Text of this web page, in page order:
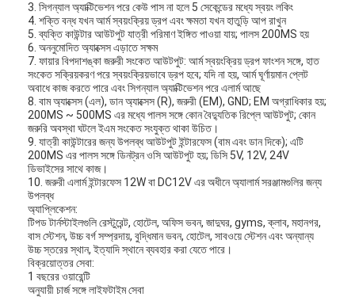
3. সিগন্যাল অ্যাক্টিভেশন পরে কেউ পাস না হলে 5 সেকেন্ডের মধ্যে স্বয়ং লকিং
4. শক্তি বন্ধ যখন আর্ম স্বয়ংক্রিয় ড্রপ এবং ক্ষমতা যখন হাতুড়ি আপ রাখুন
5. ব্যক্তি কাউন্টার আউটপুট যাত্রী পরিমাণ ইঙ্গিত পাওয়া যায়; পালস 200MS হয়
6. অননুমোদিত অ্যাক্সেস এড়াতে সক্ষম
7. ফায়ার বিপদাশঙ্কা জরুরী সংকেত আউটপুট: আর্ম স্বয়ংক্রিয় ড্রপ ফাংশন সঙ্গে, হাত
সংকেত সক্রিয়করণ পরে স্বয়ংক্রিয়ভাবে ড্রপ হবে; যদি না হয়, আর্ম ঘূর্ণায়মান প্লেট
অবাধে কাজ করতে পারে এবং সিগন্যাল অ্যাক্টিভেশন পরে এলার্ম আছে
8. বাম অ্যাক্সেস (এল), ডান অ্যাক্সেস (R), জরুরী (EM), GND; EM অগ্রাধিকার হয়;
200MS ~ 500MS এর মধ্যে পালস সঙ্গে কোন বৈদ্যুতিক রিপ্লে আউটপুট; কোন
জরুরি অবস্থা ঘটলে ইএম সংকেত সংযুক্ত থাকা উচিত।
9. যাত্রী কাউন্টারের জন্য উপলব্ধ আউটপুট ইন্টারফেস (বাম এবং ডান দিকে); এটি
200MS এর পালস সঙ্গে ডিনট্রন ওসি আউটপুট হয়; ডিসি 5V, 12V, 24V
ডিভাইসের সাথে কাজ।
10. জরুরী এলার্ম ইন্টারফেস 12W বা DC12V এর অধীনে অ্যালার্ম সরঞ্জামগুলির জন্য
উপলব্ধ
অ্যাপ্লিকেশন:
টিপড টার্নস্টাইলগুলি রেস্টুরেন্ট, হোটেল, অফিস ভবন, জাদুঘর, gyms, ক্লাব, মহানগর,
বাস স্টেশন, উচ্চ বর্গ সম্প্রদায়, বুদ্ধিমান ভবন, হোটেল, সাবওয়ে স্টেশন এবং অন্যান্য
উচ্চ স্তরের স্থান, ইত্যাদি স্থানে ব্যবহার করা যেতে পারে।
বিক্রয়োত্তর সেবা:
1 বছরের ওয়ারেন্টি
অনুযায়ী চার্জ সঙ্গে লাইফটাইম সেবা